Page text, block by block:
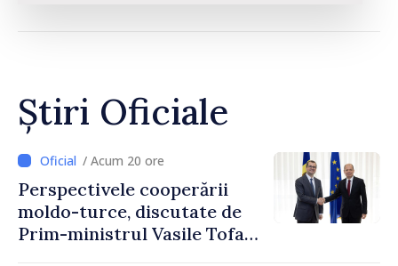
Știri Oficiale
/ Acum 20 ore
Perspectivele cooperării
moldo-turce, discutate de
Prim-ministrul Vasile Tofan